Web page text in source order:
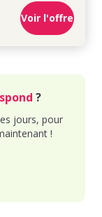
Voir l'offre
?
jours, pour
!